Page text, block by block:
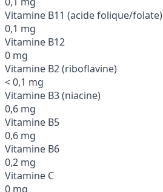
Vitamine B11 (acide folique/folate)
0,1 mg
Vitamine B12
0 mg
Vitamine B2 (riboflavine)
< 0,1 mg
Vitamine B3 (niacine)
0,6 mg
Vitamine B5
0,6 mg
Vitamine B6
0,2 mg
Vitamine C
0 mg